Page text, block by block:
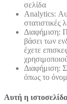
σελίδα
Analytics:
στατιστικές
Διαφήμιση:
βάσει των
έχετε
Διαφήμιση:
όπως το
Αυτή η